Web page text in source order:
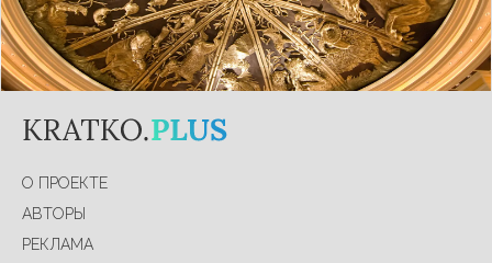
Подробнее
О ПРОЕКТЕ
АВТОРЫ
РЕКЛАМА